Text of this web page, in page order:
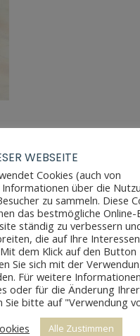
WEBSEITE
Cookies (auch von
über die
zu sammeln. Diese
das bestmögliche Online-
ständig zu verbessern
die auf Ihre Interessen
dem Klick auf den Button
Sie sich mit der
Für weitere
oder für die Änderung Ihrer
Sie bitte auf "Verwendung
Alle Zustimmen